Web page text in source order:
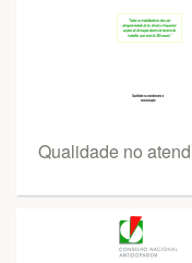
Qualidade no